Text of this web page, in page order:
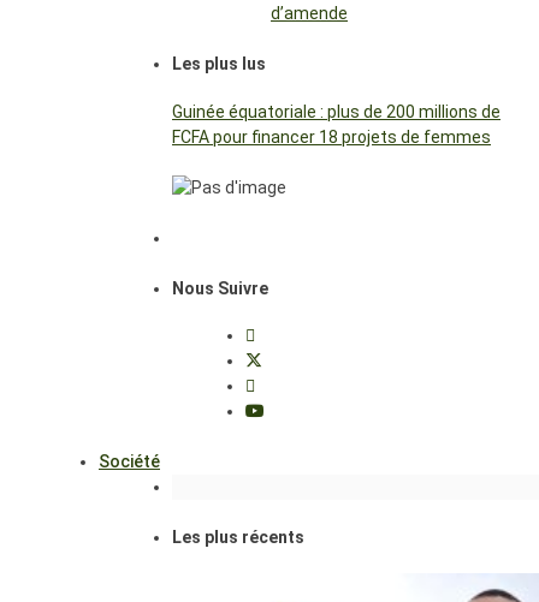
d’amende
Les plus lus
Guinée équatoriale : plus de 200 millions de
FCFA pour financer 18 projets de femmes
Nous Suivre
Société
Les plus récents